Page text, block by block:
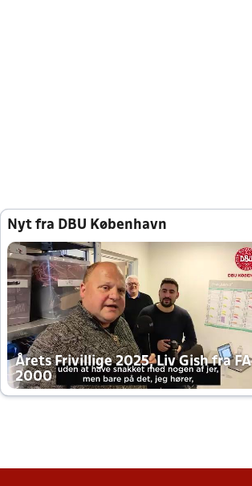
Nyt fra DBU København
Årets Frivillige 2025, Liv Gish fra FA
2000